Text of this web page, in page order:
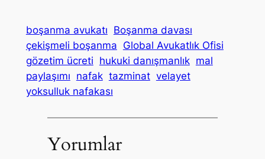
boşanma avukatı Boşanma davası
çekişmeli boşanma Global Avukatlık Ofisi
gözetim ücreti hukuki danışmanlık mal
paylaşımı nafak tazminat velayet
yoksulluk nafakası
Yorumlar